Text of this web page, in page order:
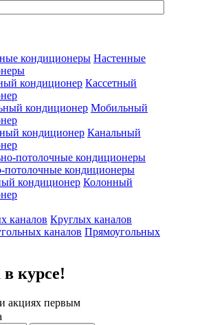
Настенные
Кассетный
Мобильный
Канальный
потолочные кондиционеры
Колонный
Круглых каналов
Прямоугольных
в курсе!
акциях первым